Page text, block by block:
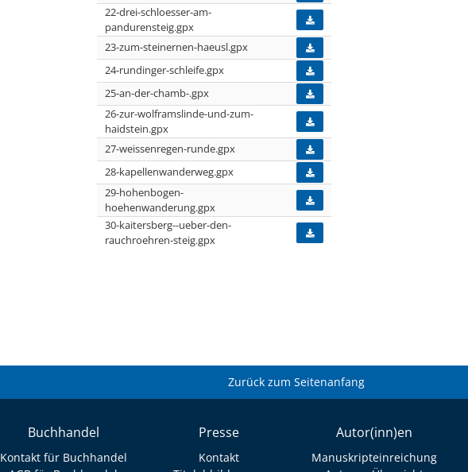
22-drei-schloesser-am-
pandurensteig.gpx
23-zum-steinernen-haeusl.gpx
24-rundinger-schleife.gpx
25-an-der-chamb-.gpx
26-zur-wolframslinde-und-zum-
haidstein.gpx
27-weissenregen-runde.gpx
28-kapellenwanderweg.gpx
29-hohenbogen-
hoehenwanderung.gpx
30-kaitersberg--ueber-den-
rauchroehren-steig.gpx
Zurück zum Seitenanfang
Buchhandel
Kontakt für Buchhandel
Presse
Kontakt
Autor(inn)en
Manuskripteinreichung